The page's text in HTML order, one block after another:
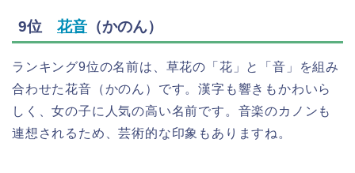
9位 花音 （かのん）
ランキング9位の名前は、草花の「花」と「音」を組み
合わせた花音（かのん）です。漢字も響きもかわいら
しく、女の子に人気の高い名前です。音楽のカノンも
連想されるため、芸術的な印象もありますね。